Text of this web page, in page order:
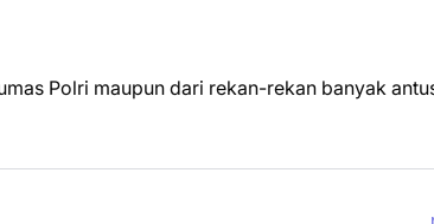
Polri maupun dari rekan-rekan banyak